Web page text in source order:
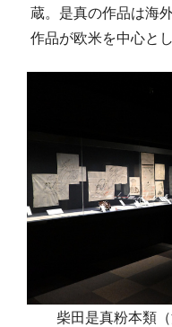
蔵。是真の作品は海
作品が欧米を中心と
柴田是真粉本類